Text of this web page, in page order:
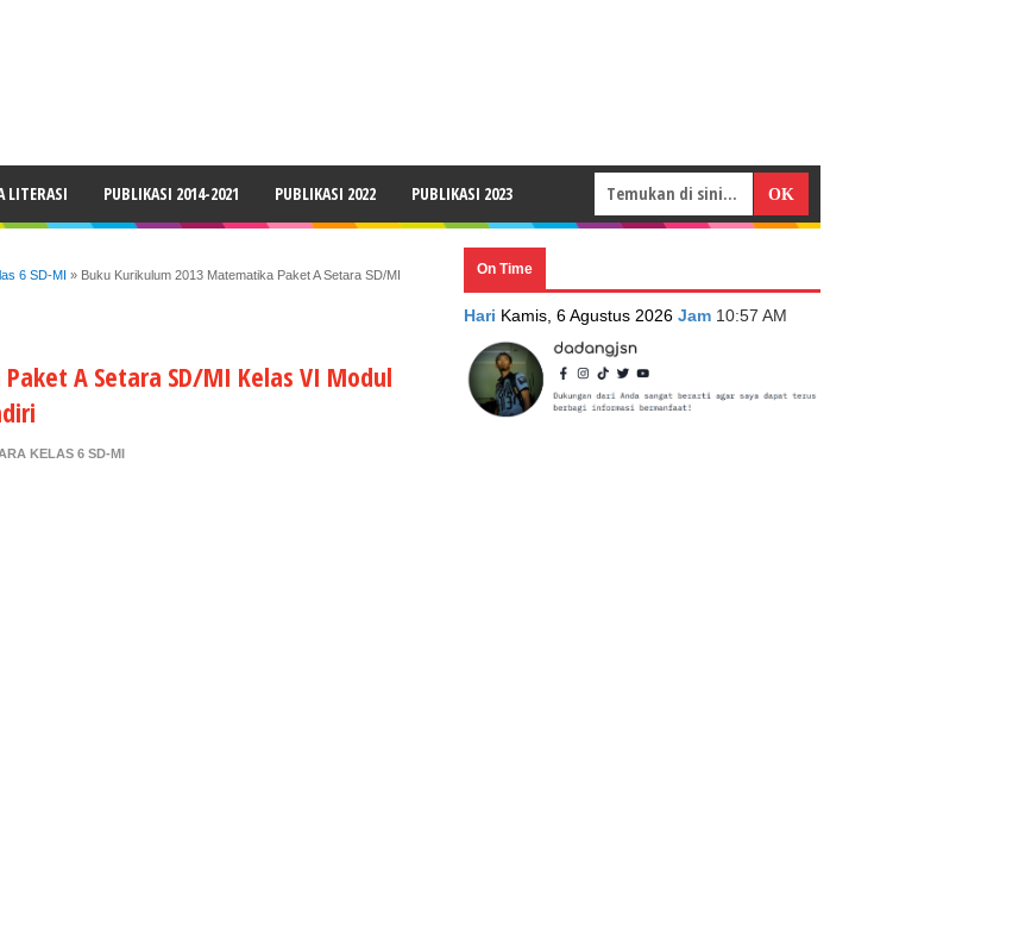
LITERASI PUBLIKASI 2014-2021 PUBLIKASI 2022 PUBLIKASI 2023
6 SD-MI » Buku Kurikulum 2013 Matematika Paket A Setara SD/MI
A Setara SD/MI Kelas VI Modul
KELAS 6 SD-MI
On Time
Hari Kamis, 6 Agustus 2026 Jam 10:57 AM